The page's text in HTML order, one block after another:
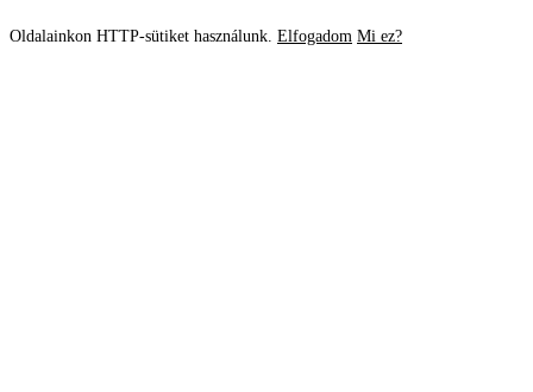
Oldalainkon HTTP-sütiket használunk. Elfogadom Mi ez?